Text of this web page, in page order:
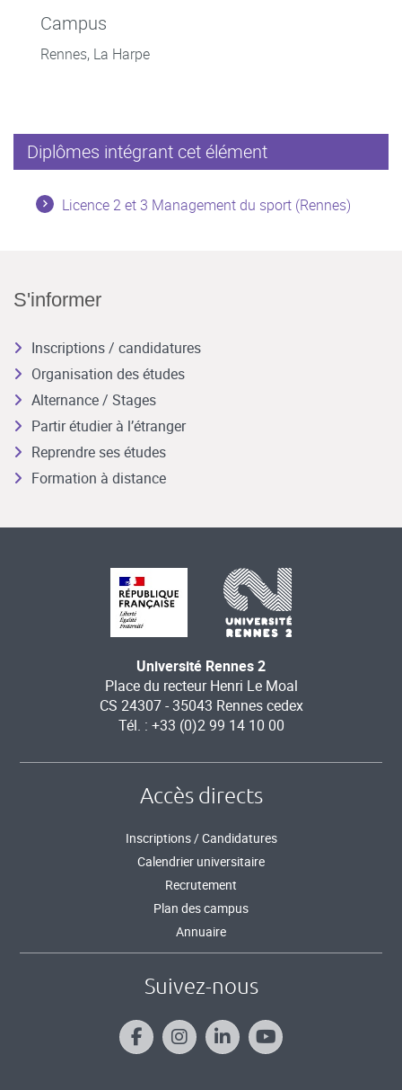
Campus
Rennes, La Harpe
Diplômes intégrant cet élément
Licence 2 et 3 Management du sport (Rennes)
S'informer
Inscriptions / candidatures
Organisation des études
Alternance / Stages
Partir étudier à l’étranger
Reprendre ses études
Formation à distance
Université Rennes 2
Place du recteur Henri Le Moal
CS 24307 - 35043 Rennes cedex
Tél. : +33 (0)2 99 14 10 00
Accès directs
Inscriptions / Candidatures
Calendrier universitaire
Recrutement
Plan des campus
Annuaire
Suivez-nous